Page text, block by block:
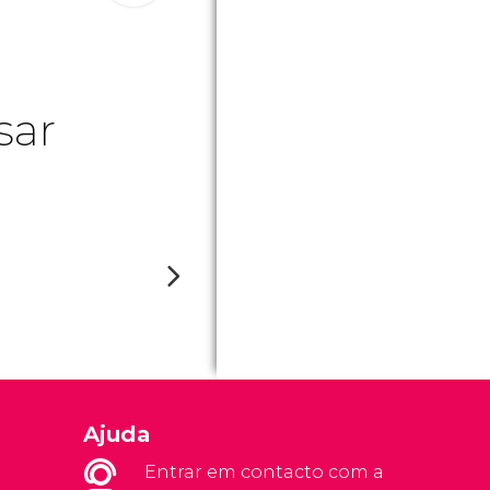
Ajuda
Entrar em contacto com a